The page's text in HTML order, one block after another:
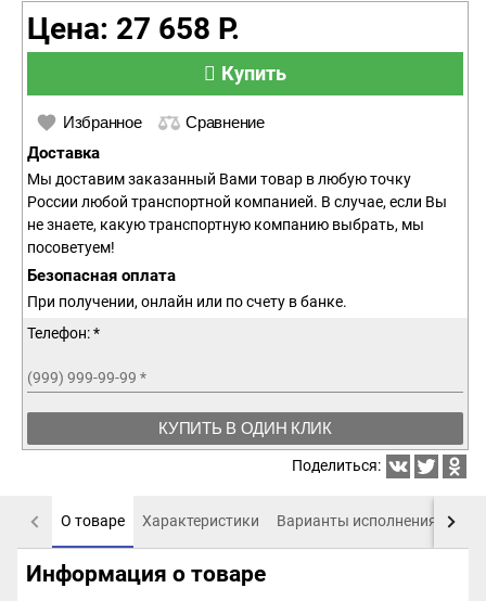
Цена: 27 658 Р.
Купить
Избранное Сравнение
Доставка
Мы доставим заказанный Вами товар в любую точку
России любой транспортной компанией. В случае, если Вы
не знаете, какую транспортную компанию выбрать, мы
посоветуем!
Безопасная оплата
При получении, онлайн или по счету в банке.
Телефон: *
(999) 999-99-99 *
КУПИТЬ В ОДИН КЛИК
Поделиться:
О товаре Характеристики Варианты исполнения
Информация о товаре